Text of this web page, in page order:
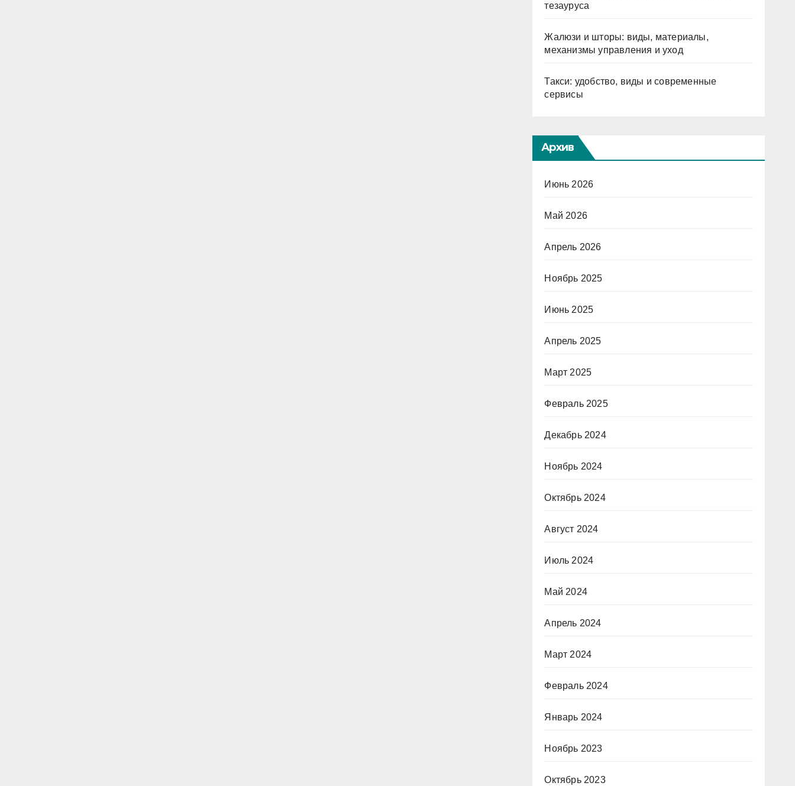
тезауруса
Жалюзи и шторы: виды, материалы,
механизмы управления и уход
Такси: удобство, виды и современные
сервисы
Архив
Июнь 2026
Май 2026
Апрель 2026
Ноябрь 2025
Июнь 2025
Апрель 2025
Март 2025
Февраль 2025
Декабрь 2024
Ноябрь 2024
Октябрь 2024
Август 2024
Июль 2024
Май 2024
Апрель 2024
Март 2024
Февраль 2024
Январь 2024
Ноябрь 2023
Октябрь 2023